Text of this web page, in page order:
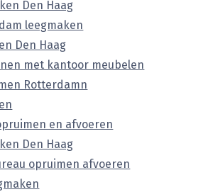
Den Haag
leegmaken
Den Haag
met kantoor meubelen
Rotterdamn
en afvoeren
Den Haag
opruimen afvoeren